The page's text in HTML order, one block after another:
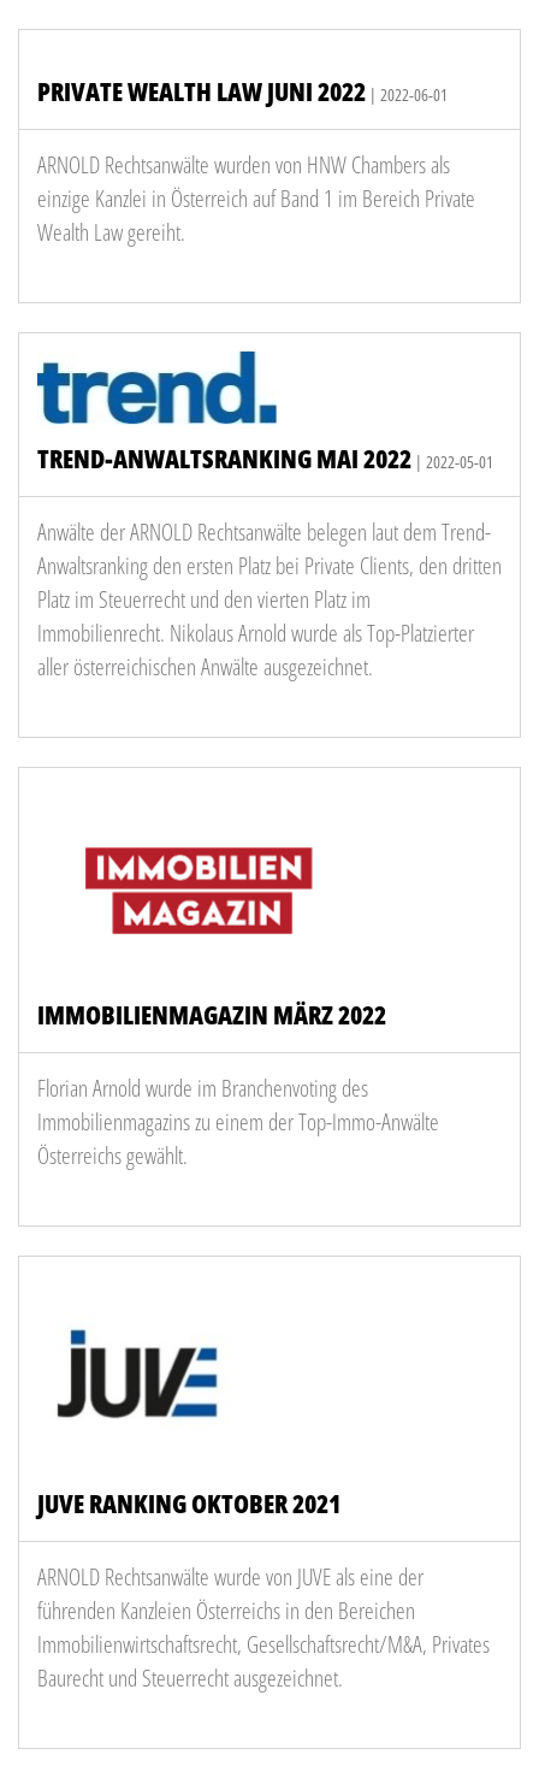
PRIVATE WEALTH LAW JUNI 2022 | 2022-06-01
ARNOLD Rechtsanwälte wurden von HNW Chambers als
einzige Kanzlei in Österreich auf Band 1 im Bereich Private
Wealth Law gereiht.
TREND-ANWALTSRANKING MAI 2022 | 2022-05-01
Anwälte der ARNOLD Rechtsanwälte belegen laut dem Trend-
Anwaltsranking den ersten Platz bei Private Clients, den dritten
Platz im Steuerrecht und den vierten Platz im
Immobilienrecht. Nikolaus Arnold wurde als Top-Platzierter
aller österreichischen Anwälte ausgezeichnet.
IMMOBILIENMAGAZIN MÄRZ 2022
Florian Arnold wurde im Branchenvoting des
Immobilienmagazins zu einem der Top-Immo-Anwälte
Österreichs gewählt.
JUVE RANKING OKTOBER 2021
ARNOLD Rechtsanwälte wurde von JUVE als eine der
führenden Kanzleien Österreichs in den Bereichen
Immobilienwirtschaftsrecht, Gesellschaftsrecht/M&A, Privates
Baurecht und Steuerrecht ausgezeichnet.